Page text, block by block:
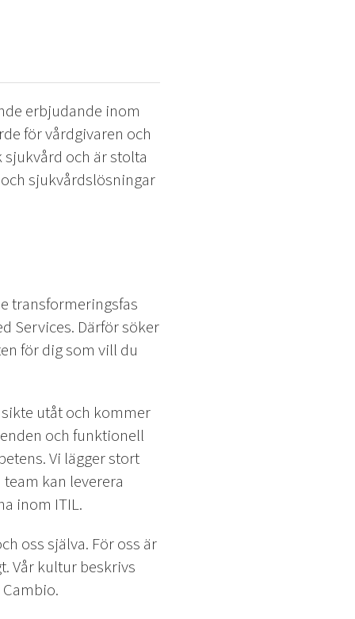
erbjudande inom
för vårdgivaren och
och är stolta
sjukvårdslösningar
transformeringsfas
Services. Därför söker
för dig som vill du
utåt och kommer
och funktionell
Vi lägger stort
kan leverera
inom ITIL.
oss själva. För oss är
Vår kultur beskrivs
Cambio.